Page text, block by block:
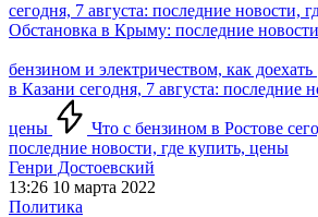
сегодня, 7 августа: последние новости,
Обстановка в Крыму: последние новости
бензином и электричеством, как доехать
в Казани сегодня, 7 августа: последние
цены
Что с бензином в Ростове
последние новости, где купить, цены
Генри Достоевский
13:26 10 марта 2022
Политика